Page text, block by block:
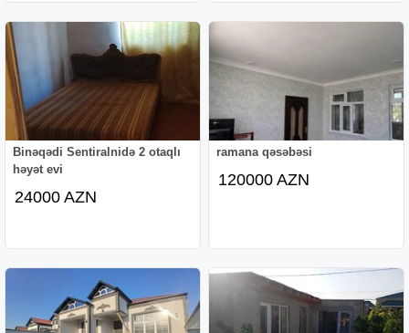
Binəqədi Sentiralnidə 2 otaqlı
həyət evi
24000 AZN
ramana qəsəbəsi
120000 AZN